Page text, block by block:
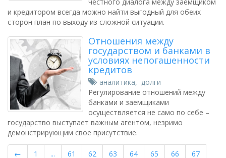
и кредитором всегда можно найти выгодный для обеих
сторон план по выходу из сложной ситуации.
Отношения между
государством и банками в
условиях непогашенности
кредитов
аналитика, долги
Регулирование отношений между
банками и заемщиками
осуществляется не само по себе –
государство выступает важным агентом, незримо
демонстрирующим свое присутствие.
← 1 ... 61 62 63 64 65 66
67